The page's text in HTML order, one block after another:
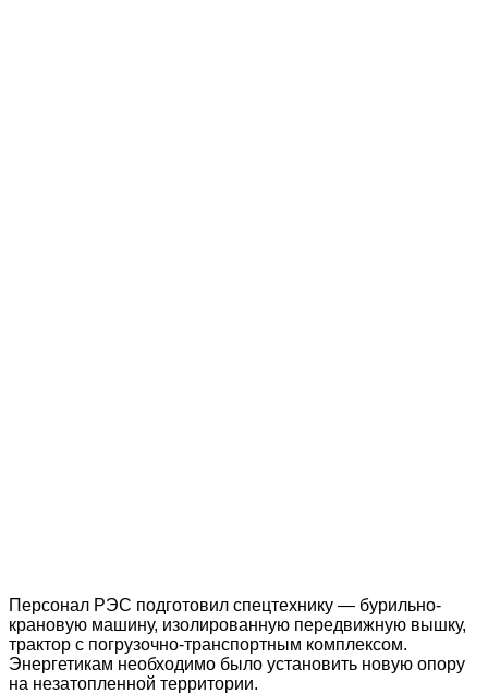
Персонал РЭС подготовил спецтехнику — бурильно-
крановую машину, изолированную передвижную вышку,
трактор с погрузочно-транспортным комплексом.
Энергетикам необходимо было установить новую опору
на незатопленной территории.